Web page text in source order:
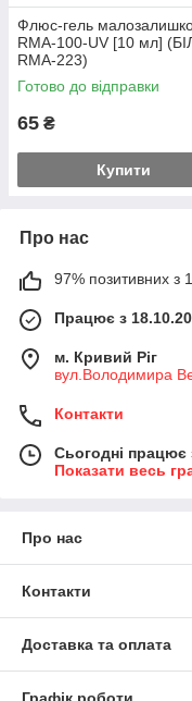
Флюс-гель
RMA-100-UV [10 мл]
RMA-223)
Готово до відправки
65 ₴
Купити
Про нас
97% позитивних з
Працює з
м. Кривий Ріг
вул.Володимира
Контакти
Сьогодні працює
Показати весь
Про нас
Контакти
Доставка та оплата
Графік роботи